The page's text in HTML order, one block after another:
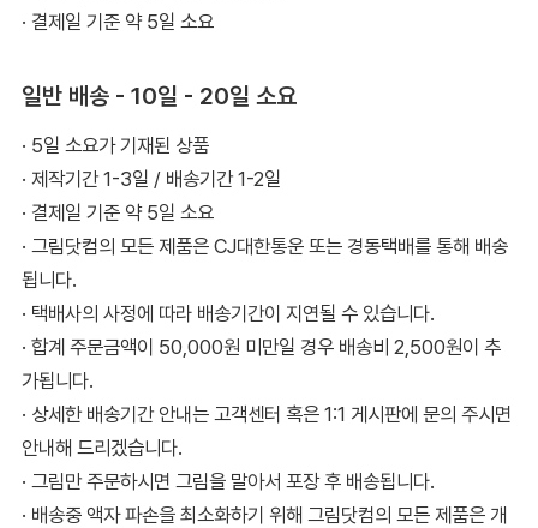
· 결제일 기준 약 5일 소요
일반 배송 - 10일 - 20일 소요
· 5일 소요가 기재된 상품
· 제작기간 1-3일 / 배송기간 1-2일
· 결제일 기준 약 5일 소요
· 그림닷컴의 모든 제품은 CJ대한통운 또는 경동택배를 통해 배송
됩니다.
· 택배사의 사정에 따라 배송기간이 지연될 수 있습니다.
· 합계 주문금액이 50,000원 미만일 경우 배송비 2,500원이 추
가됩니다.
· 상세한 배송기간 안내는 고객센터 혹은 1:1 게시판에 문의 주시면
안내해 드리겠습니다.
· 그림만 주문하시면 그림을 말아서 포장 후 배송됩니다.
· 배송중 액자 파손을 최소화하기 위해 그림닷컴의 모든 제품은 개